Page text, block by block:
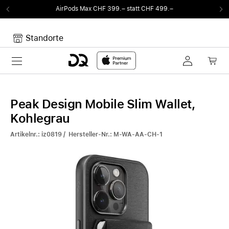
AirPods Max CHF 399.– statt CHF 499.–
Standorte
Toggle navigation
Peak Design Mobile Slim Wallet,
Kohlegrau
Artikelnr.: iz0819 / Hersteller-Nr.: M-WA-AA-CH-1